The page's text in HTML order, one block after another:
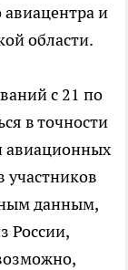
и
области.
с 21 по
в точности
авиационных
данным,
России,